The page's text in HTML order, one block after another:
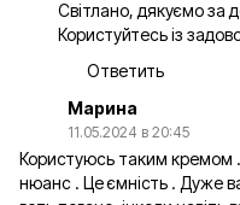
Світлано, дякуємо за
Користуйтесь із
Ответить
Марина
11.05.2024 в 20:45
Користуюсь таким кремом
нюанс . Це ємність . Дуже